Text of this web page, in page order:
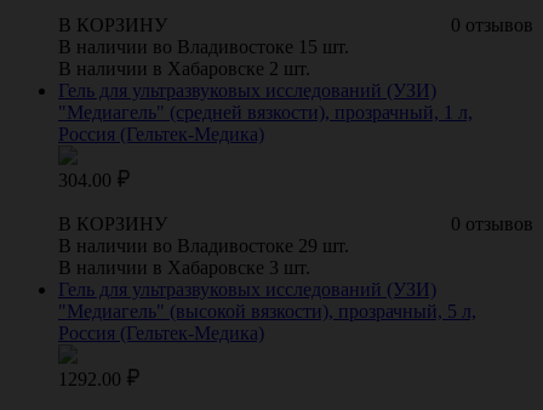
0 отзывов
В КОРЗИНУ
В наличии во Владивостоке 15 шт.
В наличии в Хабаровске 2 шт.
Гель для ультразвуковых исследований (УЗИ)
"Медиагель" (средней вязкости), прозрачный, 1 л,
Россия (Гельтек-Медика)
304.00
0 отзывов
В КОРЗИНУ
В наличии во Владивостоке 29 шт.
В наличии в Хабаровске 3 шт.
Гель для ультразвуковых исследований (УЗИ)
"Медиагель" (высокой вязкости), прозрачный, 5 л,
Россия (Гельтек-Медика)
1292.00